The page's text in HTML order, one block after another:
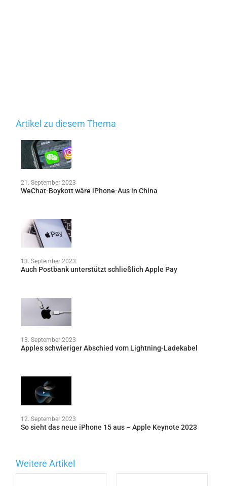
Artikel zu diesem Thema
21. September 2023
WeChat-Boykott wäre iPhone-Aus in China
13. September 2023
Auch Postbank unterstützt schließlich Apple Pay
13. September 2023
Apples schwieriger Abschied vom Lightning-Ladekabel
12. September 2023
So sieht das neue iPhone 15 aus – Apple Keynote 2023
Weitere Artikel